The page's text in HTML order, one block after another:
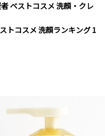
ベストコスメ 洗顔・クレ
トコスメ 洗顔ランキング 1